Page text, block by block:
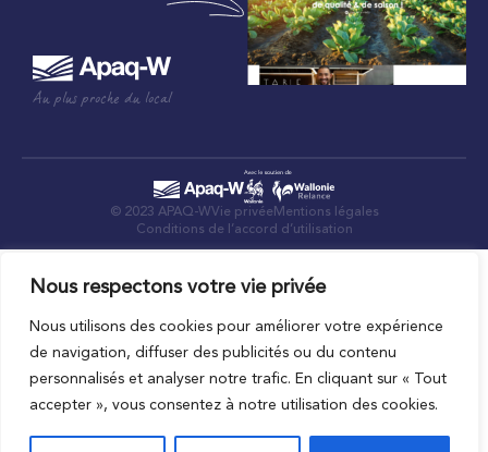
Nous respectons votre vie privée
Nous utilisons des cookies pour améliorer votre expérience
de navigation, diffuser des publicités ou du contenu
personnalisés et analyser notre trafic. En cliquant sur « Tout
accepter », vous consentez à notre utilisation des cookies.
Au plus proche du local
© 2023 APAQ-WVie privée Mentions légales
Conditions de l’accord d’utilisation